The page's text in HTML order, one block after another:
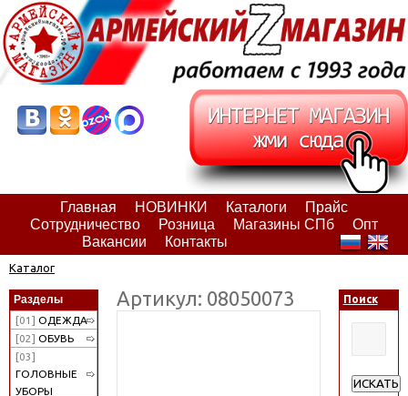
Главная НОВИНКИ Каталоги
Прайс
Сотрудничество
Розница Магазины СПб
Опт
Вакансии
Контакты
Каталог
Разделы
[01] ОДЕЖДА
[02] ОБУВЬ
[03]
ГОЛОВНЫЕ
УБОРЫ
Артикул: 08050073 Поиск
ИСКАТЬ